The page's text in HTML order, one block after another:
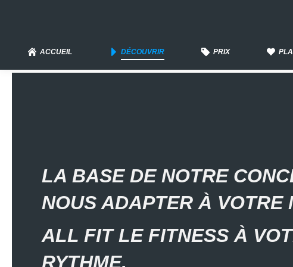
ACCUEIL DÉCOUVRIR PRIX
LA BASE DE NOTRE
NOUS ADAPTER À VOTRE
ALL FIT LE FITNESS À
RYTHME.